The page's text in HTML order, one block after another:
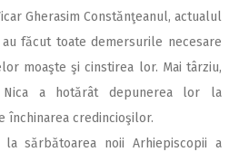
Gherasim Constănţeanul, actualul
făcut toate demersurile necesare
moaşte şi cinstirea lor. Mai târziu,
Nica a hotărât depunerea lor la
închinarea credincioşilor.
sărbătoarea noii Arhiepiscopii a